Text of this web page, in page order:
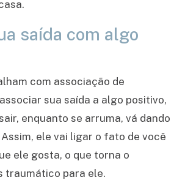
saída com algo
com associação de
sua saída a algo positivo,
enquanto se arruma, vá dando
ele vai ligar o fato de você
ele gosta, o que torna o
traumático para ele.